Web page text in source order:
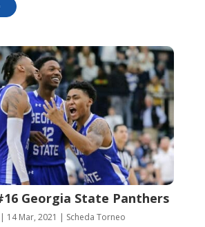
Georgia State Panthers
| 14 Mar, 2021 | Scheda Torneo